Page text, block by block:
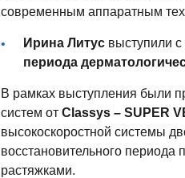
современным аппаратным
Ирина Литусвыступили с
периода
В рамках выступления были
систем от Classys – SUPER
высокоскоростной системы
восстановительного
растяжками.